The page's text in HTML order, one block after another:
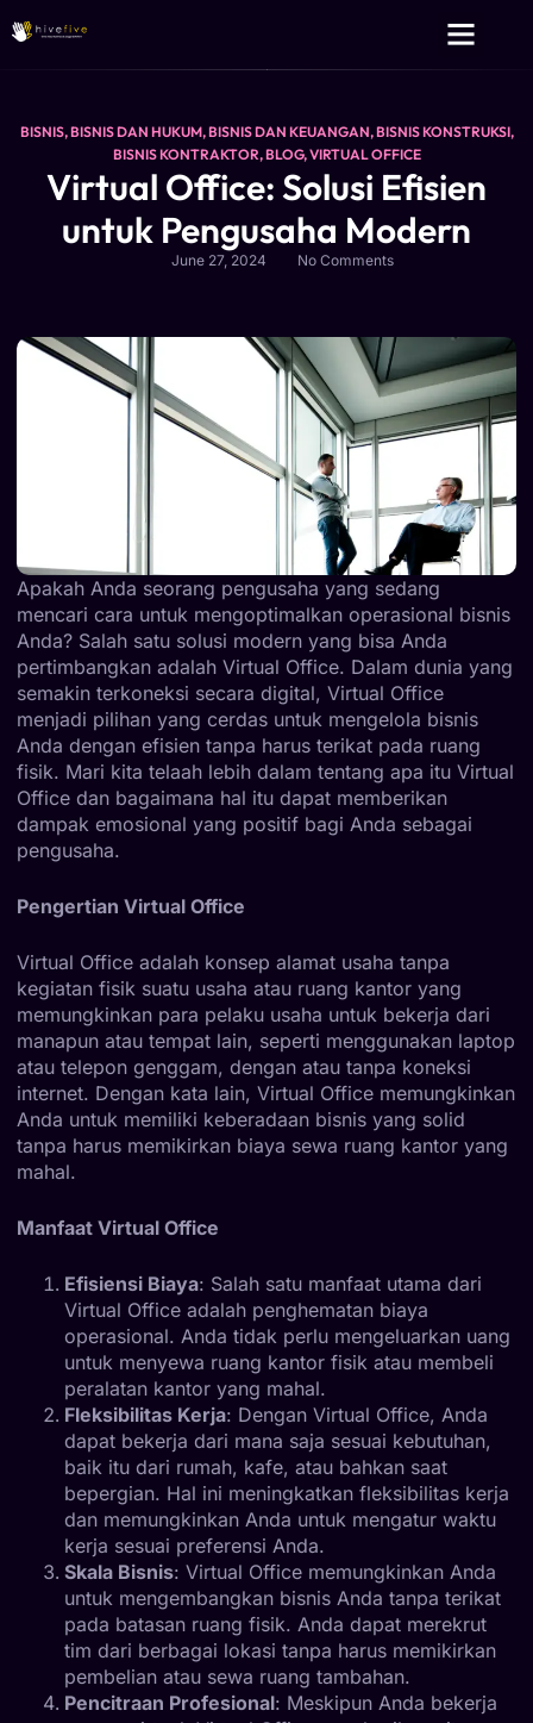
BISNIS,BISNIS DAN HUKUM,BISNIS DAN KEUANGAN,BISNIS KONSTRUKSI,
BISNIS KONTRAKTOR,BLOG,VIRTUAL OFFICE
Virtual Office: Solusi Efisien
untuk Pengusaha Modern
June 27, 2024 No Comments
Apakah Anda seorang pengusaha yang sedang
mencari cara untuk mengoptimalkan operasional bisnis
Anda? Salah satu solusi modern yang bisa Anda
pertimbangkan adalah Virtual Office. Dalam dunia yang
semakin terkoneksi secara digital, Virtual Office
menjadi pilihan yang cerdas untuk mengelola bisnis
Anda dengan efisien tanpa harus terikat pada ruang
fisik. Mari kita telaah lebih dalam tentang apa itu Virtual
Office dan bagaimana hal itu dapat memberikan
dampak emosional yang positif bagi Anda sebagai
pengusaha.
Pengertian Virtual Office
Virtual Office adalah konsep alamat usaha tanpa
kegiatan fisik suatu usaha atau ruang kantor yang
memungkinkan para pelaku usaha untuk bekerja dari
manapun atau tempat lain, seperti menggunakan laptop
atau telepon genggam, dengan atau tanpa koneksi
internet. Dengan kata lain, Virtual Office memungkinkan
Anda untuk memiliki keberadaan bisnis yang solid
tanpa harus memikirkan biaya sewa ruang kantor yang
mahal.
Manfaat Virtual Office
Efisiensi Biaya: Salah satu manfaat utama dari
Virtual Office adalah penghematan biaya
operasional. Anda tidak perlu mengeluarkan uang
untuk menyewa ruang kantor fisik atau membeli
peralatan kantor yang mahal.
Fleksibilitas Kerja: Dengan Virtual Office, Anda
dapat bekerja dari mana saja sesuai kebutuhan,
baik itu dari rumah, kafe, atau bahkan saat
bepergian. Hal ini meningkatkan fleksibilitas kerja
dan memungkinkan Anda untuk mengatur waktu
kerja sesuai preferensi Anda.
Skala Bisnis: Virtual Office memungkinkan Anda
untuk mengembangkan bisnis Anda tanpa terikat
pada batasan ruang fisik. Anda dapat merekrut
tim dari berbagai lokasi tanpa harus memikirkan
pembelian atau sewa ruang tambahan.
Pencitraan Profesional: Meskipun Anda bekerja